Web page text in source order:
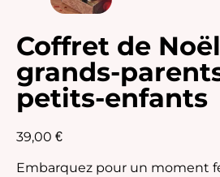
Coffret de
grands-
petits-enfants
39,00 €
Embarquez pour un moment